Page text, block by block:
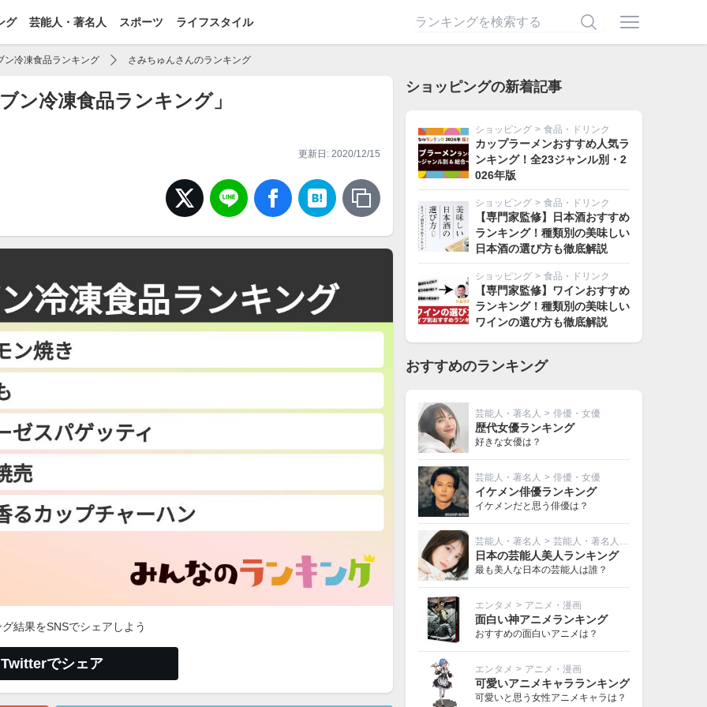
グ 芸能人・著名人 スポーツ ライフスタイル
ン冷凍食品ランキング さみちゅんさんのランキング
ン冷凍食品ランキング」
更新日: 2020/12/15
結果をSNSでシェアしよう
Twitterでシェア
ショッピングの新着記事
ショッピング > 食品・ドリンク
カップラーメンおすすめ人気ラ
ンキング！全23ジャンル別・2
026年版
ショッピング > 食品・ドリンク
【専門家監修】日本酒おすすめ
ランキング！種類別の美味しい
日本酒の選び方も徹底解説
ショッピング > 食品・ドリンク
【専門家監修】ワインおすすめ
ランキング！種類別の美味しい
ワインの選び方も徹底解説
おすすめのランキング
芸能人・著名人 > 俳優・女優
歴代女優ランキング
好きな女優は？
芸能人・著名人 > 俳優・女優
イケメン俳優ランキング
イケメンだと思う俳優は？
芸能人・著名人 > 芸能人・著名人その他
日本の芸能人美人ランキング
最も美人な日本の芸能人は誰？
エンタメ > アニメ・漫画
面白い神アニメランキング
おすすめの面白いアニメは？
エンタメ > アニメ・漫画
可愛いアニメキャラランキング
可愛いと思う女性アニメキャラは？